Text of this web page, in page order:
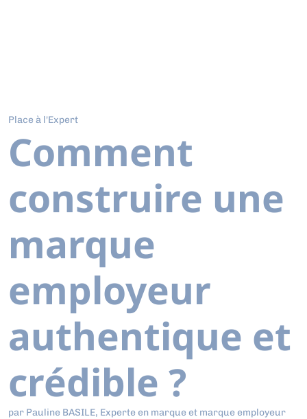
Place à l'Expert
Comment
construire une
marque
employeur
authentique et
crédible ?
par Pauline BASILE, Experte en marque et marque employeur